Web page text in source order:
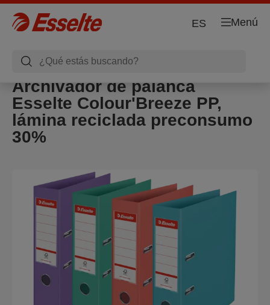
Menú
ES
Archivador de palanca
Esselte Colour'Breeze PP,
lámina reciclada preconsumo
30%